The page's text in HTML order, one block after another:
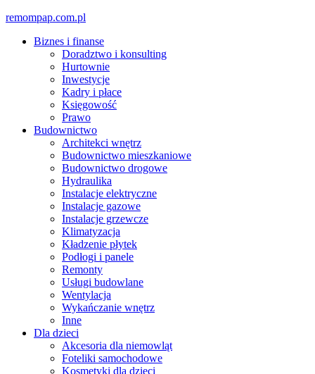
Skip
content
remompap.com.pl
Biznes i finanse
Doradztwo i konsulting
Hurtownie
Inwestycje
Kadry i płace
Księgowość
Prawo
Budownictwo
Architekci wnętrz
Budownictwo mieszkaniowe
Budownictwo drogowe
Hydraulika
Instalacje elektryczne
Instalacje gazowe
Instalacje grzewcze
Klimatyzacja
Kładzenie płytek
Podłogi i panele
Remonty
Usługi budowlane
Wentylacja
Wykańczanie wnętrz
Inne
Dla dzieci
Akcesoria dla niemowląt
Foteliki samochodowe
Kosmetyki dla dzieci